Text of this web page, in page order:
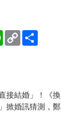
WhatsApp
Copy
Link
接結婚」！《
掀婚訊猜測，